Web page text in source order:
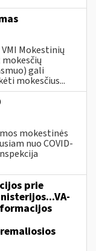
Mokestinių
gali
mokesčius...
mokestinės
nuo COVID-
prie